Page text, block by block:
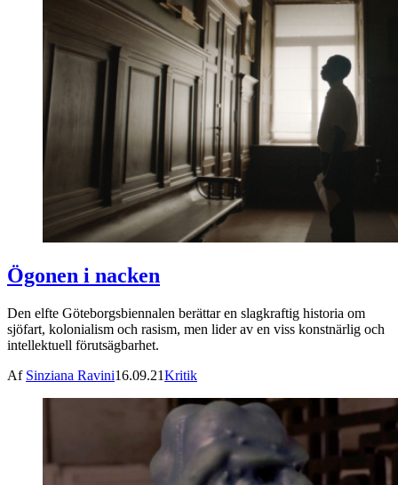
Ögonen i nacken
Den elfte Göteborgsbiennalen berättar en slagkraftig historia om
sjöfart, kolonialism och rasism, men lider av en viss konstnärlig och
intellektuell förutsägbarhet.
Af Sinziana Ravini16.09.21Kritik